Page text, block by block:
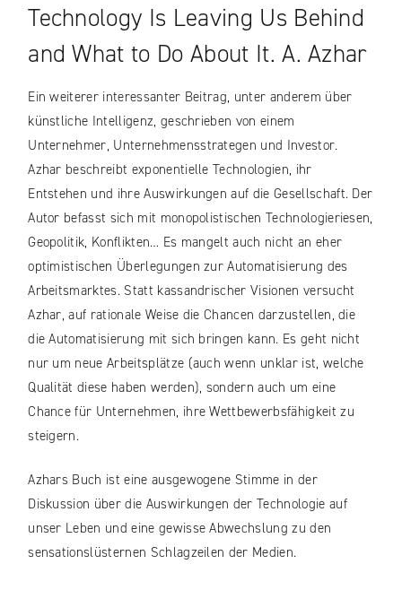
Technology Is Leaving Us Behind
and What to Do About It. A. Azhar
Ein weiterer interessanter Beitrag, unter anderem über
künstliche Intelligenz, geschrieben von einem
Unternehmer, Unternehmensstrategen und Investor.
Azhar beschreibt exponentielle Technologien, ihr
Entstehen und ihre Auswirkungen auf die Gesellschaft. Der
Autor befasst sich mit monopolistischen Technologieriesen,
Geopolitik, Konflikten… Es mangelt auch nicht an eher
optimistischen Überlegungen zur Automatisierung des
Arbeitsmarktes. Statt kassandrischer Visionen versucht
Azhar, auf rationale Weise die Chancen darzustellen, die
die Automatisierung mit sich bringen kann. Es geht nicht
nur um neue Arbeitsplätze (auch wenn unklar ist, welche
Qualität diese haben werden), sondern auch um eine
Chance für Unternehmen, ihre Wettbewerbsfähigkeit zu
steigern.
Azhars Buch ist eine ausgewogene Stimme in der
Diskussion über die Auswirkungen der Technologie auf
unser Leben und eine gewisse Abwechslung zu den
sensationslüsternen Schlagzeilen der Medien.